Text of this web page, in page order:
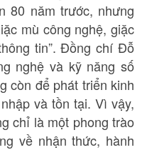
80 năm trước, nhưng
mù công nghệ, giặc
tin”. Đồng chí Đỗ
nghệ và kỹ năng số
còn để phát triển kinh
và tồn tại. Vì vậy,
chỉ là một phong trào
về nhận thức, hành